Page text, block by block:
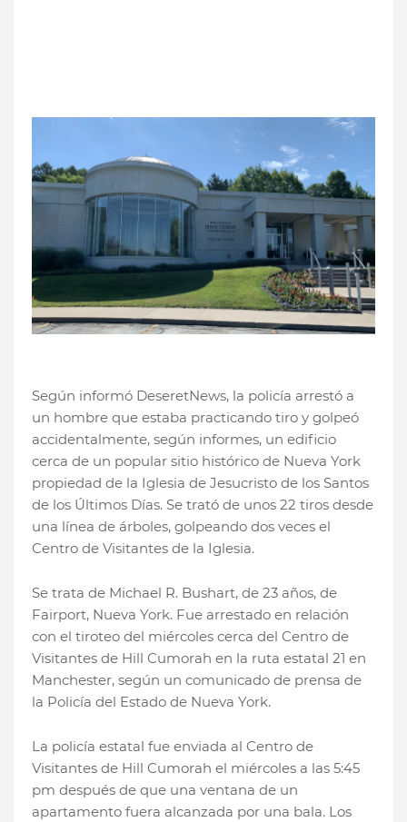
Según informó DeseretNews, la policía arrestó a
un hombre que estaba practicando tiro y golpeó
accidentalmente, según informes, un edificio
cerca de un popular sitio histórico de Nueva York
propiedad de la Iglesia de Jesucristo de los Santos
de los Últimos Días. Se trató de unos 22 tiros desde
una línea de árboles, golpeando dos veces el
Centro de Visitantes de la Iglesia.
Se trata de Michael R. Bushart, de 23 años, de
Fairport, Nueva York. Fue arrestado en relación
con el tiroteo del miércoles cerca del Centro de
Visitantes de Hill Cumorah en la ruta estatal 21 en
Manchester, según un comunicado de prensa de
la Policía del Estado de Nueva York.
La policía estatal fue enviada al Centro de
Visitantes de Hill Cumorah el miércoles a las 5:45
pm después de que una ventana de un
apartamento fuera alcanzada por una bala. Los